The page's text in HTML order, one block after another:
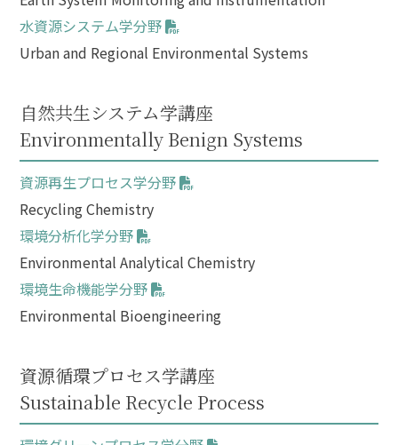
水資源システム学分野
Urban and Regional Environmental Systems
自然共生システム学講座
Environmentally Benign Systems
資源再生プロセス学分野
Recycling Chemistry
環境分析化学分野
Environmental Analytical Chemistry
環境生命機能学分野
Environmental Bioengineering
資源循環プロセス学講座
Sustainable Recycle Process